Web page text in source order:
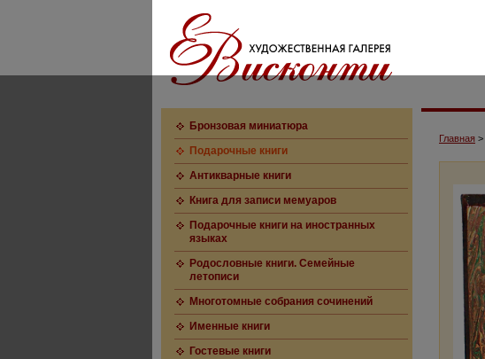
Бронзовая миниатюра
Подарочные книги
Антикварные книги
Книга для записи мемуаров
Подарочные книги на иностранных
языках
Родословные книги. Семейные
летописи
Многотомные собрания сочинений
Именные книги
Гостевые книги
Главная >